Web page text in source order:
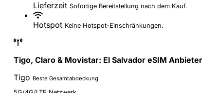
Lieferzeit Sofortige Bereitstellung nach dem Kauf.
Hotspot Keine Hotspot-Einschränkungen.
Tigo, Claro & Movistar: El Salvador eSIM Anbieter
Tigo Beste Gesamtabdeckung